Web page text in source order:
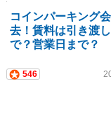
コインパーキング
去！賃料は引き渡
で？営業日まで？
546